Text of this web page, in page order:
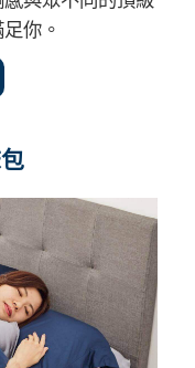
你。